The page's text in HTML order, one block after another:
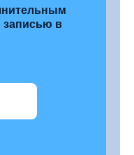
записью в